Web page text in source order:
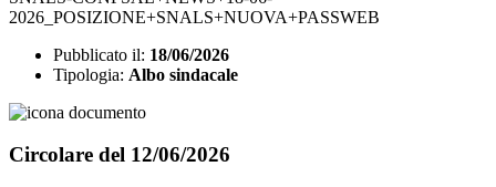
2026_POSIZIONE+SNALS+NUOVA+PASSWEB
Pubblicato il: 18/06/2026
Tipologia: Albo sindacale
Circolare del 12/06/2026